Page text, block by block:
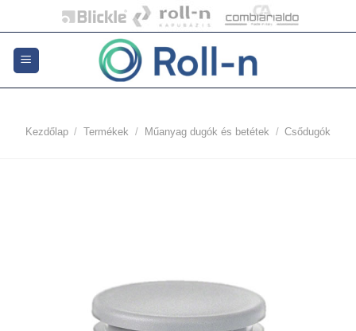
to
content
Kezdőlap / Termékek / Műanyag dugók és betétek / Csődugók